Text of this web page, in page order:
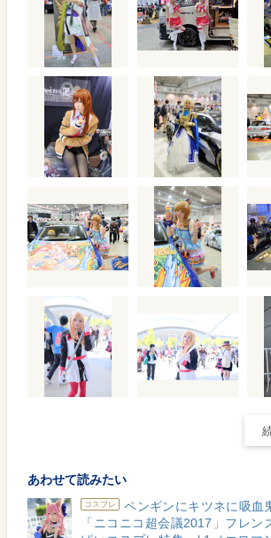
あわせて読みたい
コスプレ
ペンギンにキツネに吸血
「ニコニコ超会議2017」フレン